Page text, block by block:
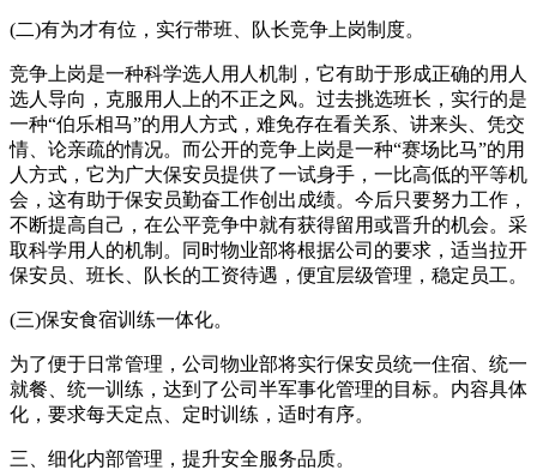
(二)有为才有位，实行带班、队长竞争上岗制度。
竞争上岗是一种科学选人用人机制，它有助于形成正确的用人
选人导向，克服用人上的不正之风。过去挑选班长，实行的是
一种“伯乐相马”的用人方式，难免存在看关系、讲来头、凭交
情、论亲疏的情况。而公开的竞争上岗是一种“赛场比马”的用
人方式，它为广大保安员提供了一试身手，一比高低的平等机
会，这有助于保安员勤奋工作创出成绩。今后只要努力工作，
不断提高自己，在公平竞争中就有获得留用或晋升的机会。采
取科学用人的机制。同时物业部将根据公司的要求，适当拉开
保安员、班长、队长的工资待遇，便宜层级管理，稳定员工。
(三)保安食宿训练一体化。
为了便于日常管理，公司物业部将实行保安员统一住宿、统一
就餐、统一训练，达到了公司半军事化管理的目标。内容具体
化，要求每天定点、定时训练，适时有序。
三、细化内部管理，提升安全服务品质。